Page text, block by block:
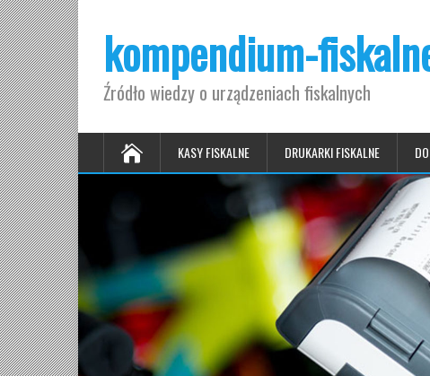
kompendium-
Źródło wiedzy o urządzeniach fiskalnych
KASY FISKALNE DRUKARKI FISKALNE